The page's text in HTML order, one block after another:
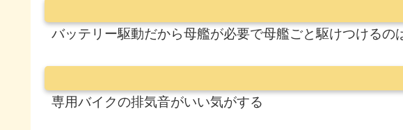
バッテリー駆動だから母艦が必要で母艦ごと駆けつけるの
専用バイクの排気音がいい気がする